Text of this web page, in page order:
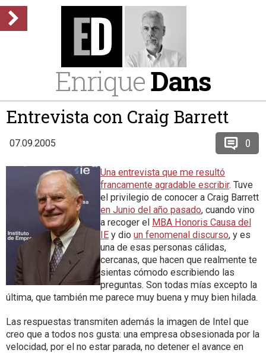
EnriqueDans
Entrevista con Craig Barrett
07.09.2005 0
Una entrevista que me resultó
francamente agradable escribir. Tuve
el privilegio de conocer a Craig Barrett
en Junio del año pasado, cuando vino
a recoger el MBA Honoris Causa del
IE y dio un fenomenal discurso, y es
una de esas personas cálidas,
cercanas, que hacen que realmente te
sientas cómodo escribiendo las
preguntas. Son todas mías excepto la
última, que también me parece muy buena y muy bien hilada.
Las respuestas transmiten además la imagen de Intel que
creo que a todos nos gusta: una empresa obsesionada por la
velocidad, por el no estar parada, no detener el avance en